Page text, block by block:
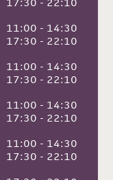
11:00 - 14:30
17:30 - 22:10
11:00 - 14:30
17:30 - 22:10
11:00 - 14:30
17:30 - 22:10
11:00 - 14:30
17:30 - 22:10